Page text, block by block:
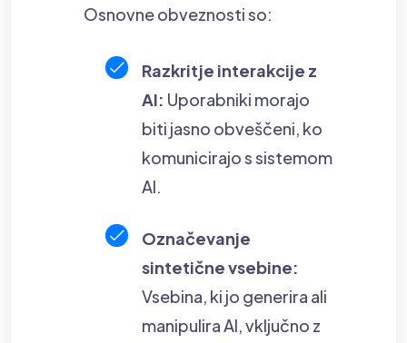
Osnovne obveznosti so:
Razkritje interakcije z
AI: Uporabniki morajo
biti jasno obveščeni, ko
komunicirajo s sistemom
AI.
Označevanje
sintetične vsebine:
Vsebina, ki jo generira ali
manipulira AI, vključno z